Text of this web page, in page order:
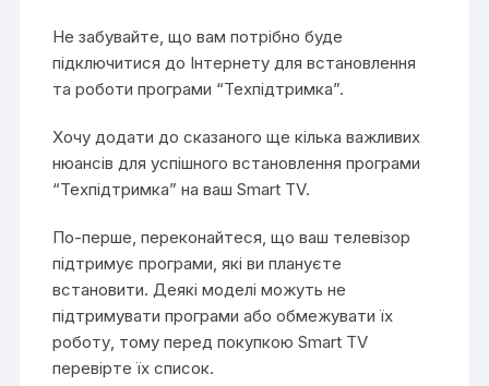
Не забувайте, що вам потрібно буде
підключитися до Інтернету для встановлення
та роботи програми “Техпідтримка”.
Хочу додати до сказаного ще кілька важливих
нюансів для успішного встановлення програми
“Техпідтримка” на ваш Smart TV.
По-перше, переконайтеся, що ваш телевізор
підтримує програми, які ви плануєте
встановити. Деякі моделі можуть не
підтримувати програми або обмежувати їх
роботу, тому перед покупкою Smart TV
перевірте їх список.